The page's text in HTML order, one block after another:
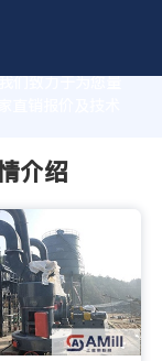
们致力于为您量
销报价及技术
介绍